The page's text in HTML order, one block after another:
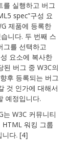
를 실행하고 버그
spec”구성 요
제품에 등록한
니다. 두 번째 스
그를 선택하고
요소에 복사한
버그 중 W3C의
후 등록되는 버그
것 인가에 대해서
예정입니다.
W3C 커뮤니티
HTML 워킹 그룹
니다. [4]